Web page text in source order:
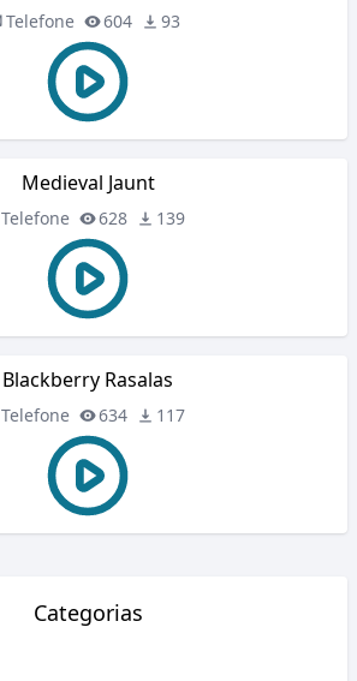
Telefone 604 93
Medieval Jaunt
Telefone 628 139
Blackberry Rasalas
Telefone 634 117
Categorias